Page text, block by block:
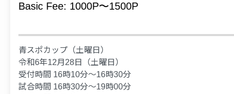
Basic Fee: 1000P〜1500P
青スポカップ（土曜日）
令和6年12月28日（土曜日）
受付時間 16時10分〜16時30分
試合時間 16時30分〜19時00分